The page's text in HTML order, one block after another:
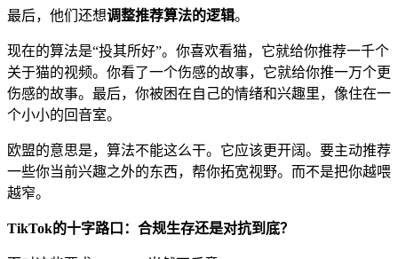
最后，他们还想调整推荐算法的逻辑。
现在的算法是“投其所好”。你喜欢看猫，它就给你推荐一千个
关于猫的视频。你看了一个伤感的故事，它就给你推一万个更
伤感的故事。最后，你被困在自己的情绪和兴趣里，像住在一
个小小的回音室。
欧盟的意思是，算法不能这么干。它应该更开阔。要主动推荐
一些你当前兴趣之外的东西，帮你拓宽视野。而不是把你越喂
越窄。
TikTok的十字路口：合规生存还是对抗到底？